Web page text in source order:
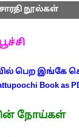
நூல்கள்
பெற இங்கே
Book as
நோய்கள்